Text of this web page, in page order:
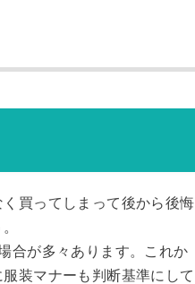
買ってしまって後から後悔
合が多々あります。これか
装マナーも判断基準にして